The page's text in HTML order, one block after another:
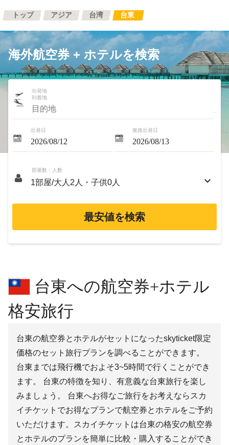
トップ アジア 台湾 台東
海外航空券 + ホテルを検索
出発地
到着地
出発日 復路出発日
部屋数・人数
最安値を検索
台東への航空券+ホテル
格安旅行
台東の航空券とホテルがセットになったskyticket限定
価格のセット旅行プランを調べることができます。
台東までは飛行機でおよそ3~5時間で行くことができ
ます。 台東の特徴を知り、有意義な台東旅行を楽し
みましょう。 台東へお得なご旅行をお考えならスカ
イチケットでお得なプランで航空券とホテルをご予約
いただけます。スカイチケットは台東の格安の航空券
とホテルのプランを簡単に比較・購入することができ